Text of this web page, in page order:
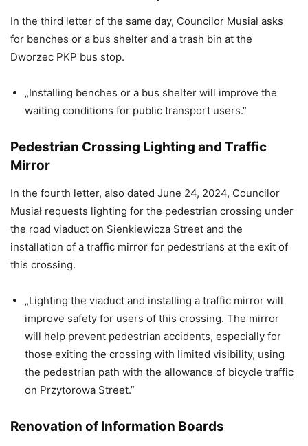
In the third letter of the same day, Councilor Musiał asks
for benches or a bus shelter and a trash bin at the
Dworzec PKP bus stop.
„Installing benches or a bus shelter will improve the
waiting conditions for public transport users.”
Pedestrian Crossing Lighting and Traffic
Mirror
In the fourth letter, also dated June 24, 2024, Councilor
Musiał requests lighting for the pedestrian crossing under
the road viaduct on Sienkiewicza Street and the
installation of a traffic mirror for pedestrians at the exit of
this crossing.
„Lighting the viaduct and installing a traffic mirror will
improve safety for users of this crossing. The mirror
will help prevent pedestrian accidents, especially for
those exiting the crossing with limited visibility, using
the pedestrian path with the allowance of bicycle traffic
on Przytorowa Street.”
Renovation of Information Boards